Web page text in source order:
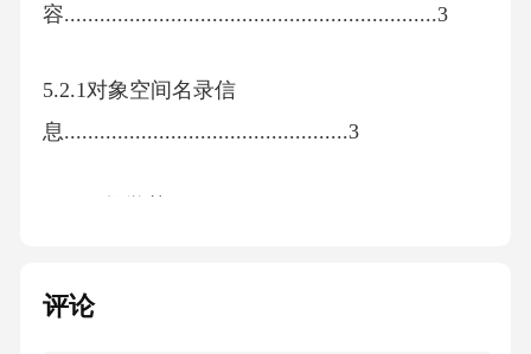
容...............................................................3
5.2.1对象空间名录信
息................................................3
5.2,1.2空间数据格
评论